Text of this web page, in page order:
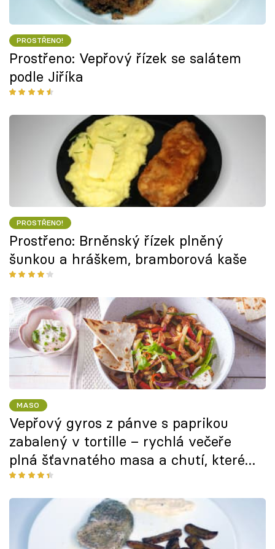
PROSTŘENO!
Prostřeno: Vepřový řízek se salátem
podle Jiříka
PROSTŘENO!
Prostřeno: Brněnský řízek plněný
šunkou a hráškem, bramborová kaše
MASO
Vepřový gyros z pánve s paprikou
zabalený v tortille – rychlá večeře
plná šťavnatého masa a chutí, které
připomenou léto